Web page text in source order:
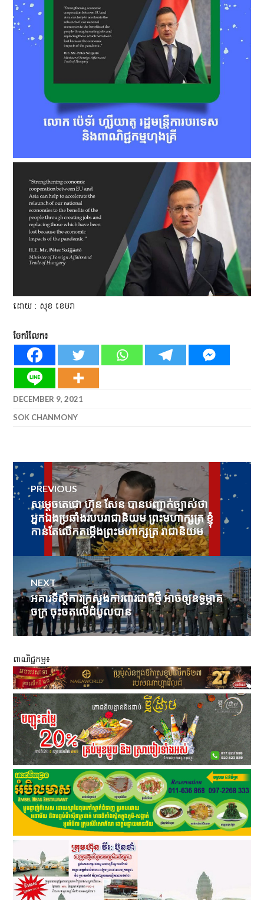
ដោយ : សុខ ខេមរា
ចែករំលែក៖
DECEMBER 9, 2021
SOK CHANMONY
Post
navigation
PREVIOUS
Previous
post:
សម្តេចតេជោ ហ៊ុន សែន បានបញ្ជាក់ច្បាស់ថា
អ្នកឯងប្រឆាំងរបបរាជានិយម ព្រះមហាក្សត្រ ខ្ញុំ
កាន់តែលើកតម្កើងព្រះមហាក្សត្រ រាជានិយម
NEXT
Next
post:
អគារទីស្តីការក្រសួងការពារជាតិថ្មី អាចឲ្យឧទ្ធម្ភាគ
ចក្រ ចុះចតលើដំបូលបាន
ពាណិជ្ជកម្ម៖